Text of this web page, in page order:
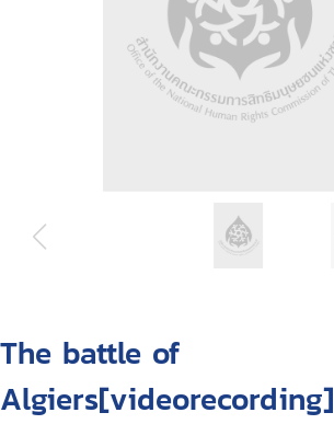
The battle of
Algiers[videorecording]